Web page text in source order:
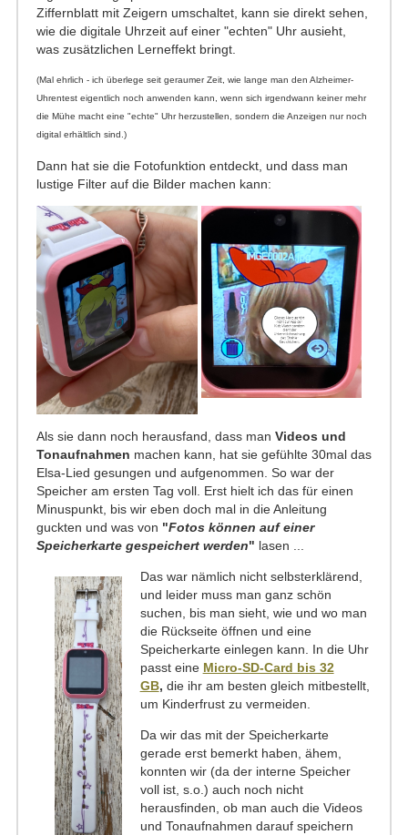
Ziffernblatt mit Zeigern umschaltet, kann sie direkt sehen,
wie die digitale Uhrzeit auf einer "echten" Uhr ausieht,
was zusätzlichen Lerneffekt bringt.
(Mal ehrlich - ich überlege seit geraumer Zeit, wie lange man den Alzheimer-
Uhrentest eigentlich noch anwenden kann, wenn sich irgendwann keiner mehr
die Mühe macht eine "echte" Uhr herzustellen, sondern die Anzeigen nur noch
digital erhältlich sind.)
Dann hat sie die Fotofunktion entdeckt, und dass man
lustige Filter auf die Bilder machen kann:
Als sie dann noch herausfand, dass man Videos und
Tonaufnahmen machen kann, hat sie gefühlte 30mal das
Elsa-Lied gesungen und aufgenommen. So war der
Speicher am ersten Tag voll. Erst hielt ich das für einen
Minuspunkt, bis wir eben doch mal in die Anleitung
guckten und was von "Fotos können auf einer
Speicherkarte gespeichert werden" lasen ...
Das war nämlich nicht selbsterklärend,
und leider muss man ganz schön
suchen, bis man sieht, wie und wo man
die Rückseite öffnen und eine
Speicherkarte einlegen kann. In die Uhr
passt eine Micro-SD-Card bis 32
GB, die ihr am besten gleich mitbestellt,
um Kinderfrust zu vermeiden.
Da wir das mit der Speicherkarte
gerade erst bemerkt haben, ähem,
konnten wir (da der interne Speicher
voll ist, s.o.) auch noch nicht
herausfinden, ob man auch die Videos
und Tonaufnahmen darauf speichern